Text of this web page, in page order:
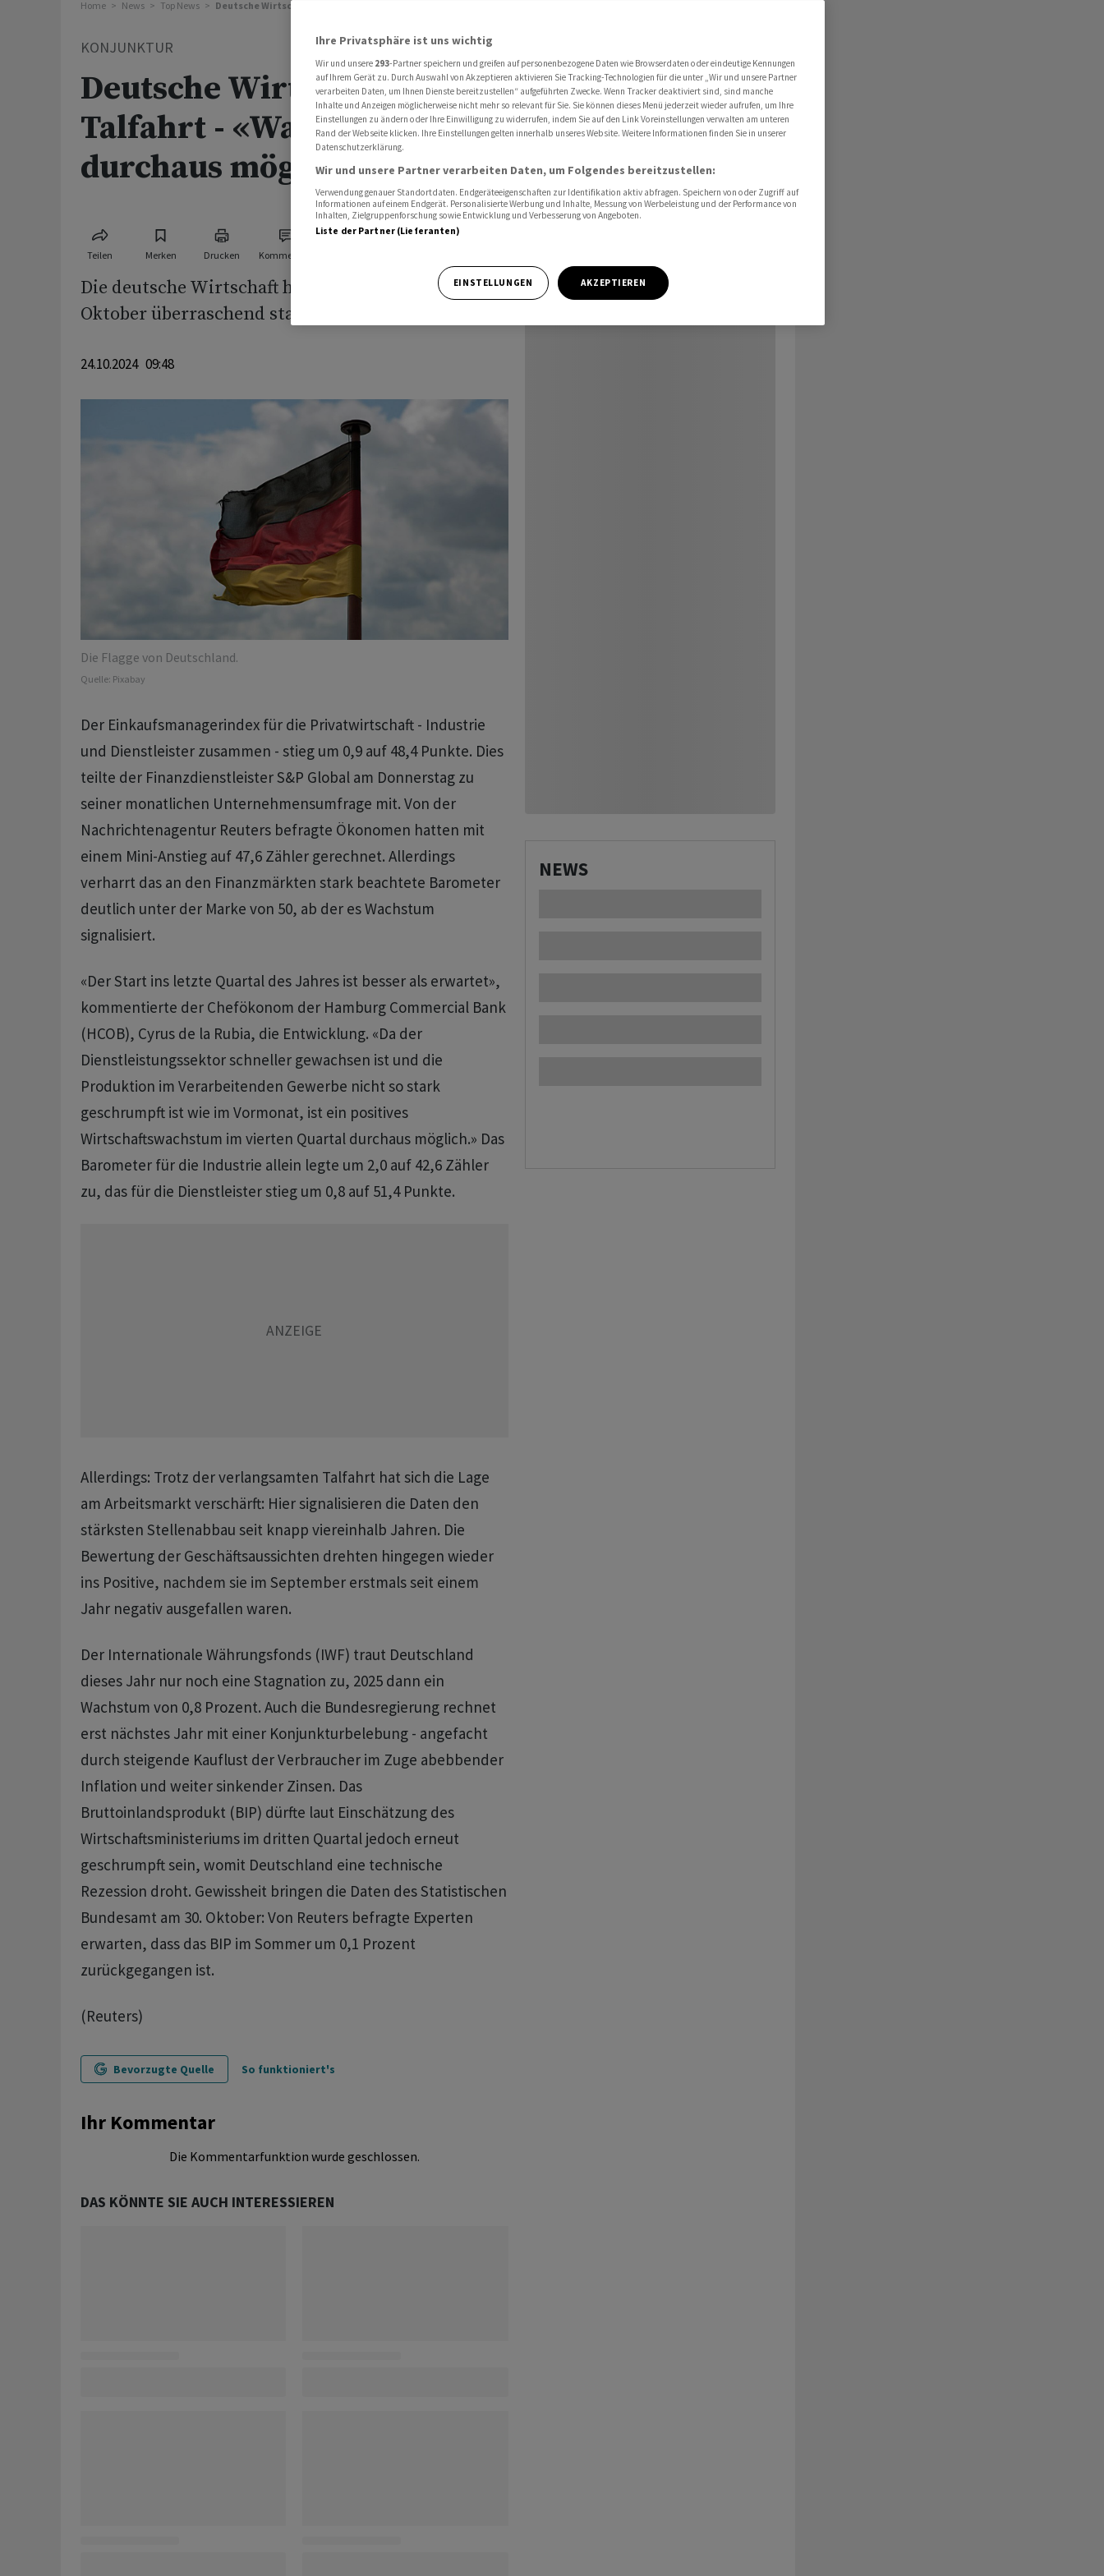
Home News Top News Deutsche Wirtschaft bremst Talfahrt - «Wachstum durchaus möglich»
KONJUNKTUR
Deutsche Wirtschaft bremst
Talfahrt - «Wachstum
durchaus möglich»
Teilen Merken Drucken Kommentare
Die deutsche Wirtschaft hat ihre Talfahrt im
Oktober überraschend stark abgebremst.
24.10.2024 09:48
Die Flagge von Deutschland.
Quelle: Pixabay
Der Einkaufsmanagerindex für die Privatwirtschaft - Industrie
und Dienstleister zusammen - stieg um 0,9 auf 48,4 Punkte. Dies
teilte der Finanzdienstleister S&P Global am Donnerstag zu
seiner monatlichen Unternehmensumfrage mit. Von der
Nachrichtenagentur Reuters befragte Ökonomen hatten mit
einem Mini-Anstieg auf 47,6 Zähler gerechnet. Allerdings
verharrt das an den Finanzmärkten stark beachtete Barometer
deutlich unter der Marke von 50, ab der es Wachstum
signalisiert.
«Der Start ins letzte Quartal des Jahres ist besser als erwartet»,
kommentierte der Chefökonom der Hamburg Commercial Bank
(HCOB), Cyrus de la Rubia, die Entwicklung. «Da der
Dienstleistungssektor schneller gewachsen ist und die
Produktion im Verarbeitenden Gewerbe nicht so stark
geschrumpft ist wie im Vormonat, ist ein positives
Wirtschaftswachstum im vierten Quartal durchaus möglich.» Das
Barometer für die Industrie allein legte um 2,0 auf 42,6 Zähler
zu, das für die Dienstleister stieg um 0,8 auf 51,4 Punkte.
Allerdings: Trotz der verlangsamten Talfahrt hat sich die Lage
am Arbeitsmarkt verschärft: Hier signalisieren die Daten den
stärksten Stellenabbau seit knapp viereinhalb Jahren. Die
Bewertung der Geschäftsaussichten drehten hingegen wieder
ins Positive, nachdem sie im September erstmals seit einem
Jahr negativ ausgefallen waren.
Der Internationale Währungsfonds (IWF) traut Deutschland
dieses Jahr nur noch eine Stagnation zu, 2025 dann ein
Wachstum von 0,8 Prozent. Auch die Bundesregierung rechnet
erst nächstes Jahr mit einer Konjunkturbelebung - angefacht
durch steigende Kauflust der Verbraucher im Zuge abebbender
Inflation und weiter sinkender Zinsen. Das
Bruttoinlandsprodukt (BIP) dürfte laut Einschätzung des
Wirtschaftsministeriums im dritten Quartal jedoch erneut
geschrumpft sein, womit Deutschland eine technische
Rezession droht. Gewissheit bringen die Daten des Statistischen
Bundesamt am 30. Oktober: Von Reuters befragte Experten
erwarten, dass das BIP im Sommer um 0,1 Prozent
zurückgegangen ist.
(Reuters)
Bevorzugte Quelle So funktioniert's
Ihr Kommentar
Die Kommentarfunktion wurde geschlossen.
DAS KÖNNTE SIE AUCH INTERESSIEREN
NEWS
Ihre Privatsphäre ist uns wichtig
Wir und unsere 293-Partner speichern und greifen auf personenbezogene Daten wie Browserdaten oder eindeutige Kennungen
auf Ihrem Gerät zu. Durch Auswahl von Akzeptieren aktivieren Sie Tracking-Technologien für die unter „Wir und unsere Partner
verarbeiten Daten, um Ihnen Dienste bereitzustellen“ aufgeführten Zwecke. Wenn Tracker deaktiviert sind, sind manche
Inhalte und Anzeigen möglicherweise nicht mehr so relevant für Sie. Sie können dieses Menü jederzeit wieder aufrufen, um Ihre
Einstellungen zu ändern oder Ihre Einwilligung zu widerrufen, indem Sie auf den Link Voreinstellungen verwalten am unteren
Rand der Webseite klicken. Ihre Einstellungen gelten innerhalb unseres Website. Weitere Informationen finden Sie in unserer
Datenschutzerklärung.
Wir und unsere Partner verarbeiten Daten, um Folgendes bereitzustellen:
Verwendung genauer Standortdaten. Endgeräteeigenschaften zur Identifikation aktiv abfragen. Speichern von oder Zugriff auf
Informationen auf einem Endgerät. Personalisierte Werbung und Inhalte, Messung von Werbeleistung und der Performance von
Inhalten, Zielgruppenforschung sowie Entwicklung und Verbesserung von Angeboten.
Liste der Partner (Lieferanten)
EINSTELLUNGEN AKZEPTIEREN